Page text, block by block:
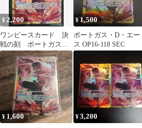
¥ 2,200
ワンピースカード 決
戦の刻 ポートガス・
D・エース SEC １枚
¥ 1,500
ポートガス・D・エー
ス OP16-118 SEC
¥ 1,600 ¥3,200